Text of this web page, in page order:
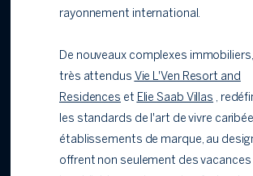
rayonnement international.
De nouveaux complexes
très attendus Vie L'Ven Resort and
Residences et Elie Saab Villas ,
les standards de l'art de vivre
établissements de marque, au
offrent non seulement des vacances